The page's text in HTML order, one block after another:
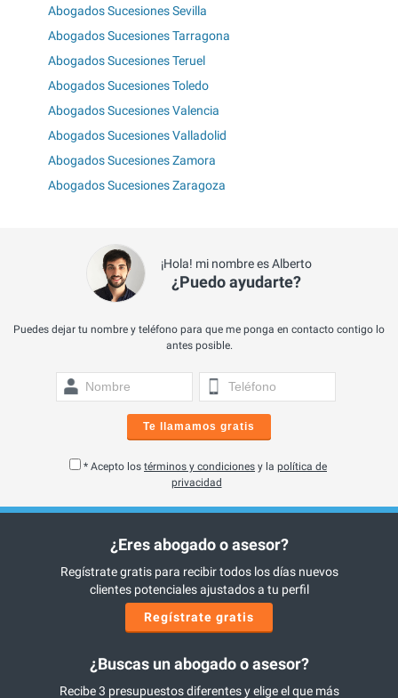
Abogados Sucesiones Sevilla
Abogados Sucesiones Tarragona
Abogados Sucesiones Teruel
Abogados Sucesiones Toledo
Abogados Sucesiones Valencia
Abogados Sucesiones Valladolid
Abogados Sucesiones Zamora
Abogados Sucesiones Zaragoza
¡Hola! mi nombre es Alberto
¿Puedo ayudarte?
Puedes dejar tu nombre y teléfono para que me ponga en contacto contigo lo
antes posible.
Te llamamos gratis
* Acepto los términos y condiciones y la política de
privacidad
¿Eres abogado o asesor?
Regístrate gratis para recibir todos los días nuevos
clientes potenciales ajustados a tu perfil
Regístrate gratis
¿Buscas un abogado o asesor?
Recibe 3 presupuestos diferentes y elige el que más